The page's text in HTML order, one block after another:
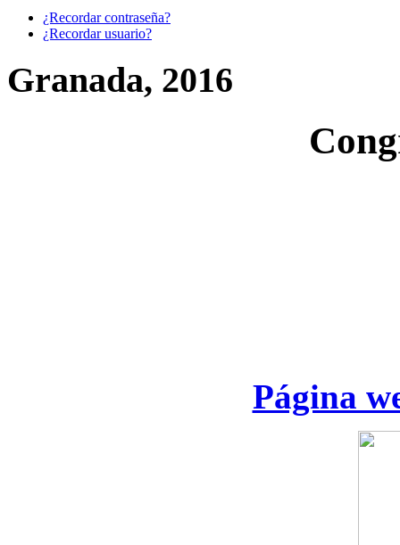
¿Recordar contraseña?
¿Recordar usuario?
Granada, 2016
Página